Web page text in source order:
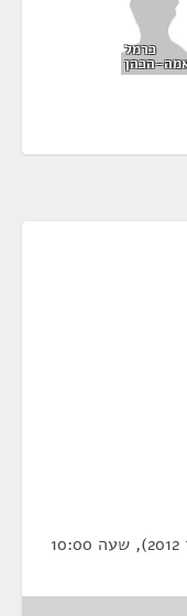
כרמל
הכהן